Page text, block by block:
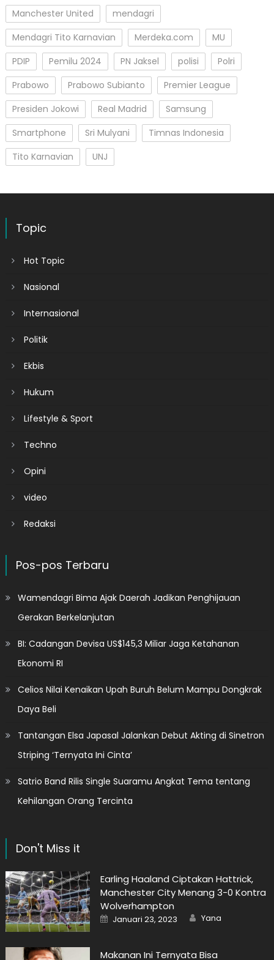
Manchester United
mendagri
Mendagri Tito Karnavian
Merdeka.com
MU
PDIP
Pemilu 2024 PN Jaksel polisi
Polri
Prabowo
Prabowo Subianto
Premier League
Presiden Jokowi
Real Madrid
Samsung
Smartphone
Sri Mulyani
Timnas Indonesia
Tito Karnavian
UNJ
Topic
Hot Topic
Nasional
Internasional
Politik
Ekbis
Hukum
Lifestyle & Sport
Techno
Opini
video
Redaksi
Pos-pos Terbaru
Wamendagri Bima Ajak Daerah Jadikan Penghijauan
Gerakan Berkelanjutan
BI: Cadangan Devisa US$145,3 Miliar Jaga Ketahanan
Ekonomi RI
Celios Nilai Kenaikan Upah Buruh Belum Mampu Dongkrak
Daya Beli
Tantangan Elsa Japasal Jalankan Debut Akting di Sinetron
Striping ‘Ternyata Ini Cinta’
Satrio Band Rilis Single Suaramu Angkat Tema tentang
Kehilangan Orang Tercinta
Don't Miss it
Earling Haaland Ciptakan Hattrick,
Manchester City Menang 3-0 Kontra
Wolverhampton
Posted
on
Januari 23, 2023 Author
Yana
Makanan Ini Ternyata Bisa